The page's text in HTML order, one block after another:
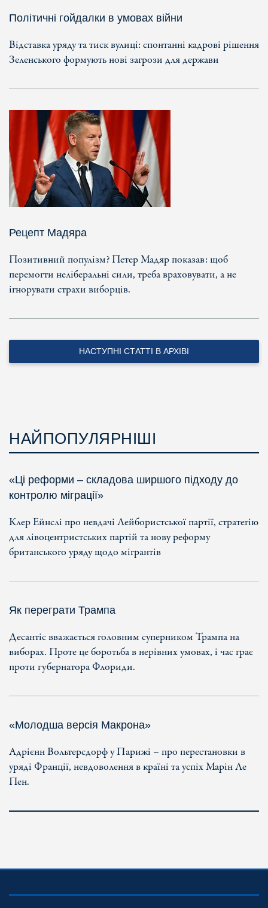
Політичні гойдалки в умовах війни
Відставка уряду та тиск вулиці: спонтанні кадрові рішення
Зеленського формують нові загрози для держави
Рецепт Мадяра
Позитивний популізм? Петер Мадяр показав: щоб
перемогти неліберальні сили, треба враховувати, а не
ігнорувати страхи виборців.
НАСТУПНІ СТАТТІ В АРХІВІ
НАЙПОПУЛЯРНІШІ
«Ці реформи – складова ширшого підходу до
контролю міграції»
Клер Ейнслі про невдачі Лейбористської партії, стратегію
для лівоцентристських партій та нову реформу
британського уряду щодо мігрантів
Як переграти Трампа
Десантіс вважається головним суперником Трампа на
виборах. Проте це боротьба в нерівних умовах, і час грає
проти губернатора Флориди.
«Молодша версія Макрона»
Адрієнн Вольтерсдорф у Парижі – про перестановки в
уряді Франції, невдоволення в країні та успіх Марін Ле
Пен.